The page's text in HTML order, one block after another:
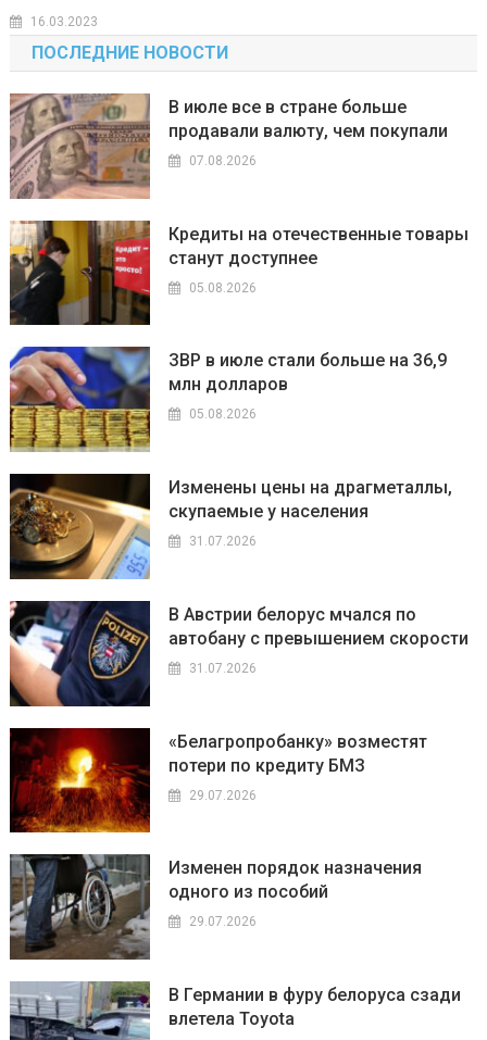
16.03.2023
ПОСЛЕДНИЕ НОВОСТИ
В июле все в стране больше
продавали валюту, чем покупали
07.08.2026
Кредиты на отечественные товары
станут доступнее
05.08.2026
ЗВР в июле стали больше на 36,9
млн долларов
05.08.2026
Изменены цены на драгметаллы,
скупаемые у населения
31.07.2026
В Австрии белорус мчался по
автобану с превышением скорости
31.07.2026
«Белагропробанку» возместят
потери по кредиту БМЗ
29.07.2026
Изменен порядок назначения
одного из пособий
29.07.2026
В Германии в фуру белоруса сзади
влетела Toyota